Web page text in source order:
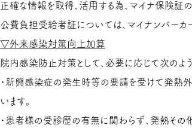
正確な情報を取得、活用する為、マイナ保険証
公費負担受給者証については、マイナンバーカ
▽外来感染対策向上加算
院内感染防止対策として、必要に応じて次のよ
・新興感染症の発生時等の要請を受けて発熱
います。
・患者様の受診歴の有無に関わらず、発熱そ